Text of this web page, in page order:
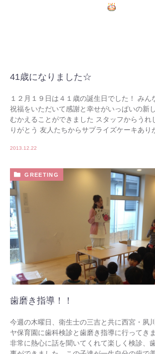
41歳になりました☆
１２月１９日は４１歳の誕生日でした！ みん
祝福をいただいて感謝と幸せがいっぱいの新
むかえることができました スタッフからうれ
りがとう 友人たちからサプライズケーキあ
2013.12.22
GREETING
歯磨き指導！！
今週の木曜日、衛生士の三吉と共に西宮・夙
ヤ保育園に歯科検診と歯磨き指導に行ってき
非常に熱心に話を聞いてくれて楽しく検診、